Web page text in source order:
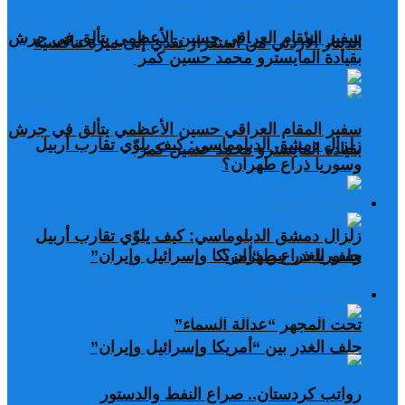
سفير المقام العراقي حسين الأعظمي يتألق في جرش
بقيادة المايسترو محمد حسين كمر
زلزال دمشق الدبلوماسي: كيف يلوّي تقارب أربيل
وسوريا ذراع طهران؟
حلف الغدر بين “أمريكا وإسرائيل وإيران”
تحت المجهر “عدالة السماء”
رواتب كردستان.. صراع النفط والدستور
الدينار الأردني من استقرار نقدي إلى ميزة تنافسية
سفير المقام العراقي حسين الأعظمي يتألق في جرش
بقيادة المايسترو محمد حسين كمر
زلزال دمشق الدبلوماسي: كيف يلوّي تقارب أربيل
وسوريا ذراع طهران؟
حلف الغدر بين “أمريكا وإسرائيل وإيران”